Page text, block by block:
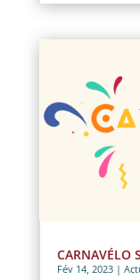
CARNAVÉLO
Fév 14, 2023|